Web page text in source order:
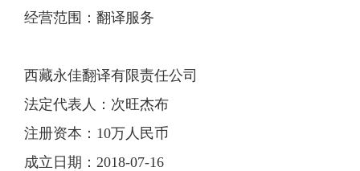
经营范围：翻译服务
西藏永佳翻译有限责任公司
法定代表人：次旺杰布
注册资本：10万人民币
成立日期：2018-07-16